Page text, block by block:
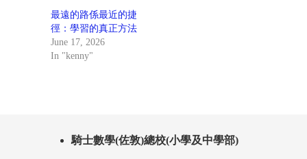
最遠的路係最近的捷
徑：學習的真正方法
June 17, 2026
In "kenny"
騎士數學(佐敦)總校(小學及中學部)